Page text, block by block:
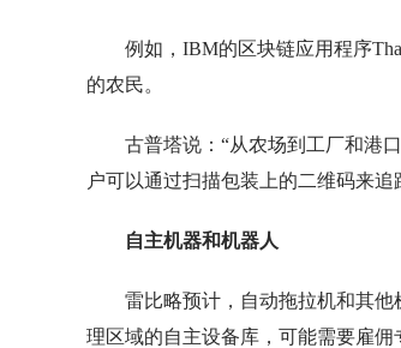
例如，IBM的区块链应用程序
的农民。
古普塔说：“从农场到工厂和港
户可以通过扫描包装上的二维码来追
自主机器和机器人
雷比略预计，自动拖拉机和其
理区域的自主设备库，可能需要雇